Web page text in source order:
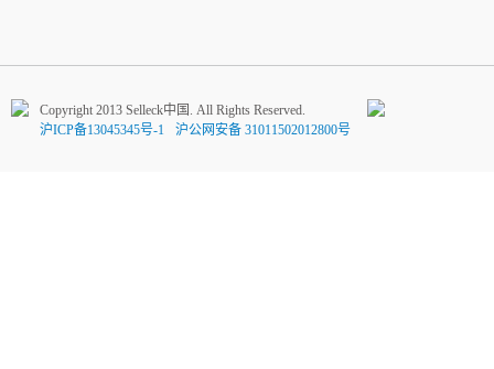
Copyright 2013 Selleck中国. All Rights Reserved.
沪ICP备13045345号-1
沪公网安备 31011502012800号